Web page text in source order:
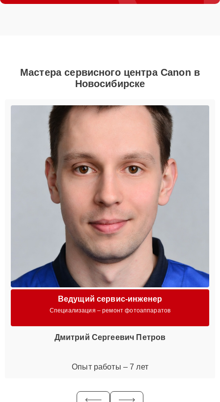
Мастера сервисного центра Canon в
Новосибирске
Ведущий сервис-инженер
Специализация – ремонт фотоаппаратов
Дмитрий Сергеевич Петров
Опыт работы – 7 лет